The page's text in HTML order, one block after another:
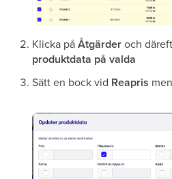
Klicka påÅtgärderoch
produktdata på valda
Sätt en bock vid Reapris